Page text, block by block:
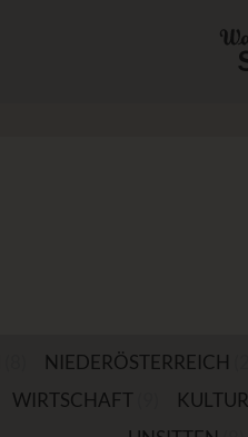
NIEDERÖSTERREICH
WIRTSCHAFT(9) KULTUR